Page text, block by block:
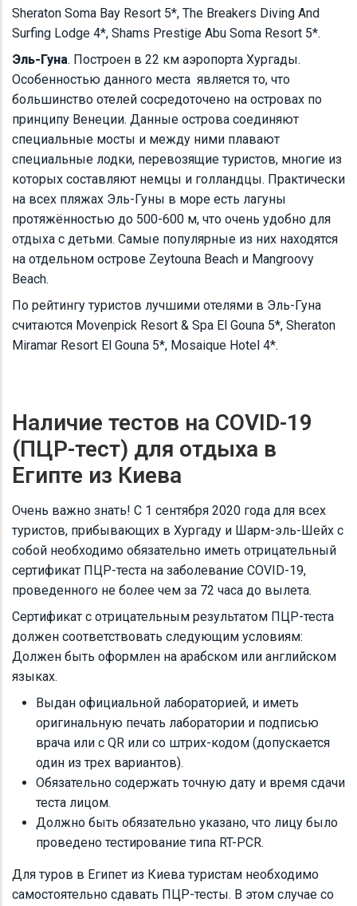
Sheraton Soma Bay Resort 5*, The Breakers Diving And
Surfing Lodge 4*, Shams Prestige Abu Soma Resort 5*.
Эль-Гуна. Построен в 22 км аэропорта Хургады.
Особенностью данного места является то, что
большинство отелей сосредоточено на островах по
принципу Венеции. Данные острова соединяют
специальные мосты и между ними плавают
специальные лодки, перевозящие туристов, многие из
которых составляют немцы и голландцы. Практически
на всех пляжах Эль-Гуны в море есть лагуны
протяжённостью до 500-600 м, что очень удобно для
отдыха с детьми. Самые популярные из них находятся
на отдельном острове Zeytouna Beach и Mangroovy
Beach.
По рейтингу туристов лучшими отелями в Эль-Гуна
считаются Movenpick Resort & Spa El Gouna 5*, Sheraton
Miramar Resort El Gouna 5*, Mosaique Hotel 4*.
Наличие тестов на COVID-19
(ПЦР-тест) для отдыха в
Египте из Киева
Очень важно знать! С 1 сентября 2020 года для всех
туристов, прибывающих в Хургаду и Шарм-эль-Шейх с
собой необходимо обязательно иметь отрицательный
сертификат ПЦР-теста на заболевание COVID-19,
проведенного не более чем за 72 часа до вылета.
Сертификат с отрицательным результатом ПЦР-теста
должен соответствовать следующим условиям:
Должен быть оформлен на арабском или английском
языках.
Выдан официальной лабораторией, и иметь
оригинальную печать лаборатории и подписью
врача или с QR или со штрих-кодом (допускается
один из трех вариантов).
Обязательно содержать точную дату и время сдачи
теста лицом.
Должно быть обязательно указано, что лицу было
проведено тестирование типа RT-PCR.
Для туров в Египет из Киева туристам необходимо
самостоятельно сдавать ПЦР-тесты. В этом случае со